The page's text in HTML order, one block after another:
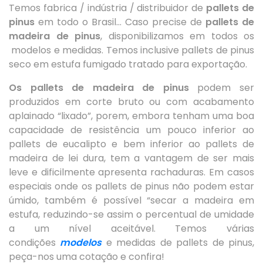
Temos fabrica / indústria / distribuidor de pallets de
pinus em todo o Brasil... Caso precise de pallets de
madeira de pinus, disponibilizamos em todos os
modelos e medidas. Temos inclusive pallets de pinus
seco em estufa fumigado tratado para exportação.
Os pallets de madeira de pinuspodem ser
produzidos em corte bruto ou com acabamento
aplainado “lixado”, porem, embora tenham uma boa
capacidade de resistência um pouco inferior ao
pallets de eucalipto e bem inferior ao pallets de
madeira de lei dura, tem a vantagem de ser mais
leve e dificilmente apresenta rachaduras. Em casos
especiais onde os pallets de pinus não podem estar
úmido, também é possível “secar a madeira em
estufa, reduzindo-se assim o percentual de umidade
a um nível aceitável. Temos várias
condições modelose medidas de pallets de pinus,
peça-nos uma cotação e confira!